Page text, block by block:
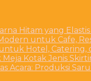
Hitam yang
untuk Cafe,
Hotel, Catering,
Kotak Jenis
Acara: Produksi